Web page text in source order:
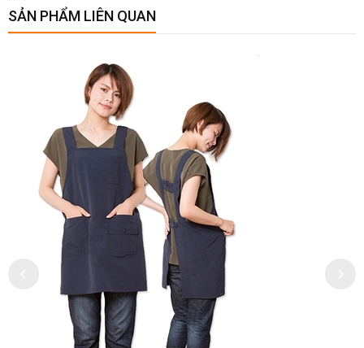
SẢN PHẨM LIÊN QUAN